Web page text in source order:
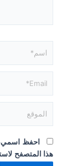
احفظ اسمي،
هذا المتصفح